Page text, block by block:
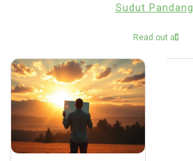
Sudut Pandang
Read out all